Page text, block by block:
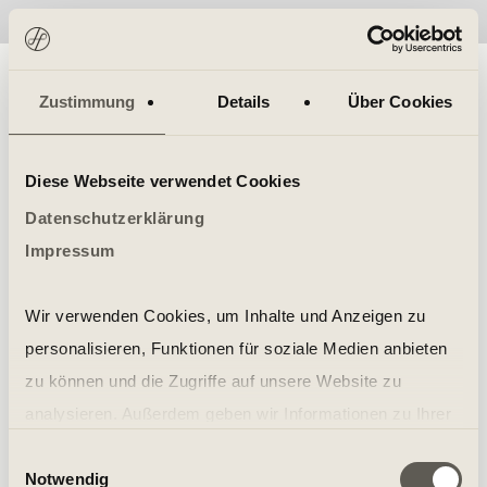
Zustimmung Details Über Cookies
Diese Webseite verwendet Cookies
Datenschutzerklärung
Impressum
Wir verwenden Cookies, um Inhalte und Anzeigen zu
personalisieren, Funktionen für soziale Medien anbieten
zu können und die Zugriffe auf unsere Website zu
soziale Medien, Werbung und Analysen weiter. Unsere
Notwendig